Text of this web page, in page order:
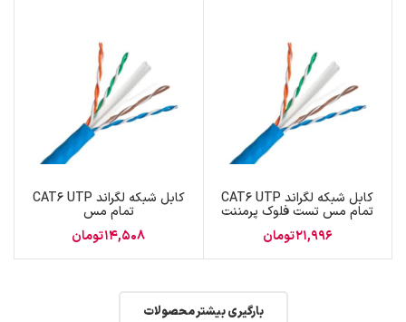
کابل شبکه لگراند CAT6 UTP
تمام مس تست فلوک پرمننت
21,996تومان
کابل شبکه لگراند CAT6 UTP
تمام مس
14,508تومان
بارگیری بیشتر محصولات